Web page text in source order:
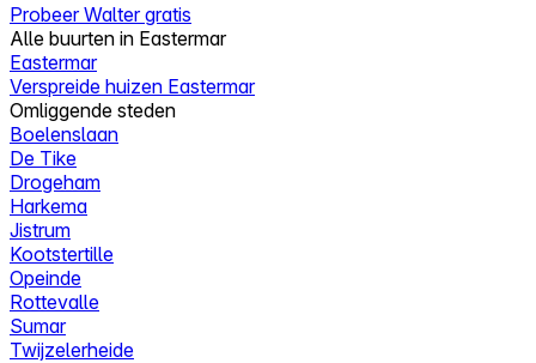
Probeer Walter gratis
Alle buurten in Eastermar
Eastermar
Verspreide huizen Eastermar
Omliggende steden
Boelenslaan
De Tike
Drogeham
Harkema
Jistrum
Kootstertille
Opeinde
Rottevalle
Sumar
Twijzelerheide